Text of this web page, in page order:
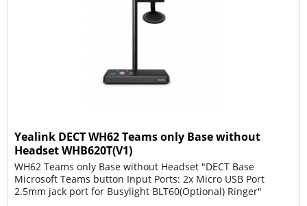
Yealink DECT WH62 Teams only Base without
Headset WHB620T(V1)
WH62 Teams only Base without Headset "DECT Base
Microsoft Teams button Input Ports: 2x Micro USB Port
2.5mm jack port for Busylight BLT60(Optional) Ringer"